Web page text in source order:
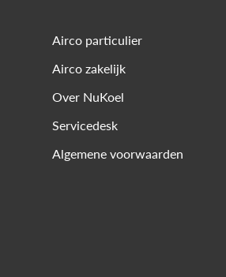
Airco particulier
Airco zakelijk
Over NuKoel
Servicedesk
Algemene voorwaarden